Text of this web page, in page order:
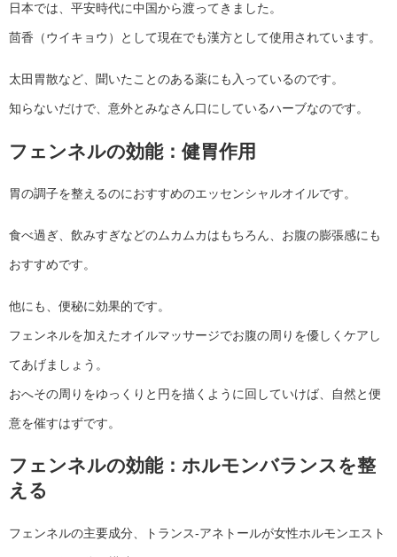
日本では、平安時代に中国から渡ってきました。
茴香（ウイキョウ）として現在でも漢方として使用されています。
太田胃散など、聞いたことのある薬にも入っているのです。
知らないだけで、意外とみなさん口にしているハーブなのです。
フェンネルの効能：健胃作用
胃の調子を整えるのにおすすめのエッセンシャルオイルです。
食べ過ぎ、飲みすぎなどのムカムカはもちろん、お腹の膨張感にも
おすすめです。
他にも、便秘に効果的です。
フェンネルを加えたオイルマッサージでお腹の周りを優しくケアし
てあげましょう。
おへその周りをゆっくりと円を描くように回していけば、自然と便
意を催すはずです。
フェンネルの効能：ホルモンバランスを整
える
フェンネルの主要成分、トランス-アネトールが女性ホルモンエスト